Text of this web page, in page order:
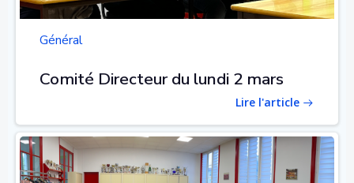
Général
Comité Directeur du lundi 2 mars
Lire l'article